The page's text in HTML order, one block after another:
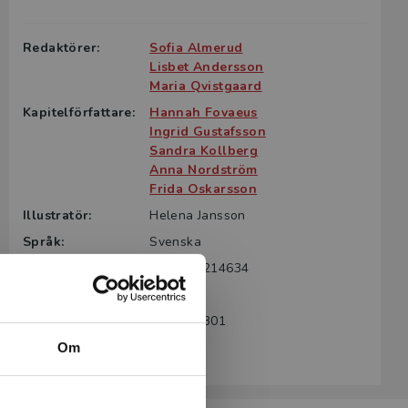
Om
till boken
för din
kontakta
det gäller
Redaktörer:
Sofia Almerud
Lisbet Andersson
Maria Qvistgaard
Kapitelförfattare:
Hannah Fovaeus
Ingrid Gustafsson
Sandra Kollberg
Anna Nordström
Frida Oskarsson
Illustratör:
Helena Jansson
Språk:
Svenska
9789144214634
Utgivningsår:
2026
Artikelnummer:
43793-SB01
Upplaga: